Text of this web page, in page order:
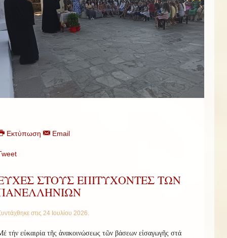
Εκτύπωση Email
ΣΤΟΥΣ ΕΠΙΤΥΧΟΝΤΕΣ ΤΩΝ
στις 24 Ιουλίου 2026.
τήν εὐκαιρία τῆς ἀνακοινώσεως τῶν βάσεων εἰσαγωγῆς στά